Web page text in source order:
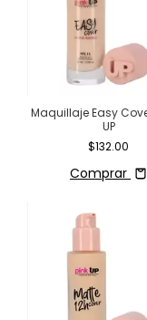
Maquillaje Easy
UP
$132.00
Comprar